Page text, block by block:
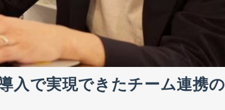
入で実現できたチーム連携の